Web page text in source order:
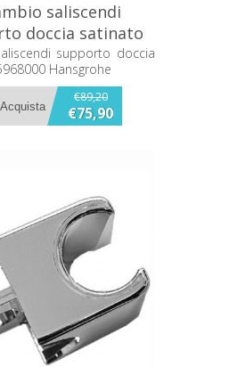
saliscendi
doccia satinato
Hansgrohe
supporto doccia
Hansgrohe
€89,20
€75,90